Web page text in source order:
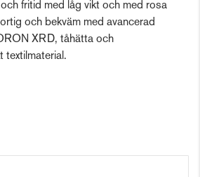
fritid med låg vikt och med rosa
och bekväm med avancerad
XRD, tåhätta och
textilmaterial.